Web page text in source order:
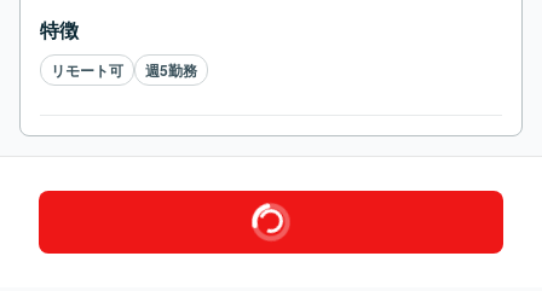
特徴
リモート可 週5勤務